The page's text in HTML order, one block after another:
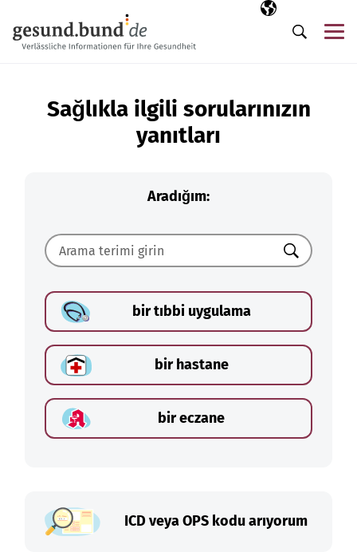
Seçili dil
TR
Arama
Sağlıkla ilgili sorularınızın
yanıtları
Aradığım:
Ara
bir tıbbi uygulama
bir hastane
bir eczane
ICD veya OPS kodu arıyorum